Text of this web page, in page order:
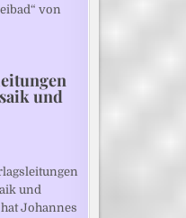
von
und
und
Johannes